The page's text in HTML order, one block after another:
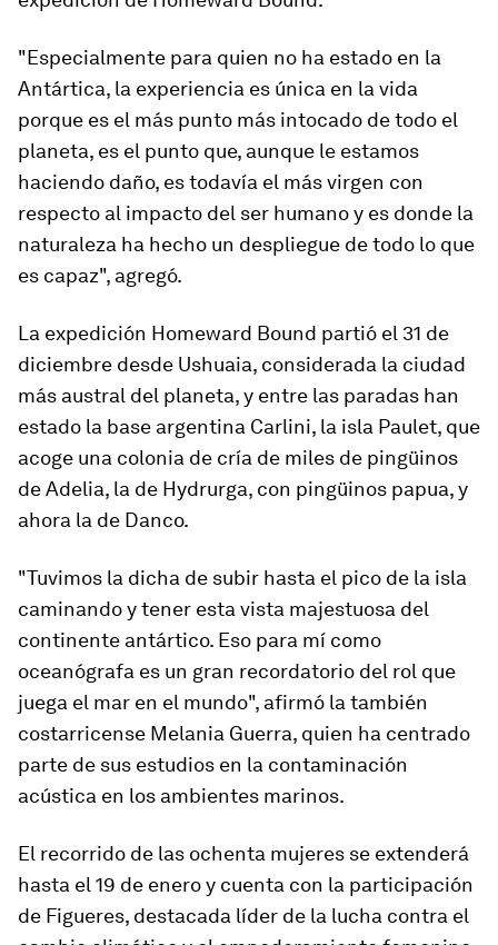
"Especialmente para quien no ha estado en la
Antártica, la experiencia es única en la vida
porque es el más punto más intocado de todo el
planeta, es el punto que, aunque le estamos
haciendo daño, es todavía el más virgen con
respecto al impacto del ser humano y es donde la
naturaleza ha hecho un despliegue de todo lo que
es capaz", agregó.
La expedición Homeward Bound partió el 31 de
diciembre desde Ushuaia, considerada la ciudad
más austral del planeta, y entre las paradas han
estado la base argentina Carlini, la isla Paulet, que
acoge una colonia de cría de miles de pingüinos
de Adelia, la de Hydrurga, con pingüinos papua, y
ahora la de Danco.
"Tuvimos la dicha de subir hasta el pico de la isla
caminando y tener esta vista majestuosa del
continente antártico. Eso para mí como
oceanógrafa es un gran recordatorio del rol que
juega el mar en el mundo", afirmó la también
costarricense Melania Guerra, quien ha centrado
parte de sus estudios en la contaminación
acústica en los ambientes marinos.
El recorrido de las ochenta mujeres se extenderá
hasta el 19 de enero y cuenta con la participación
de Figueres, destacada líder de la lucha contra el